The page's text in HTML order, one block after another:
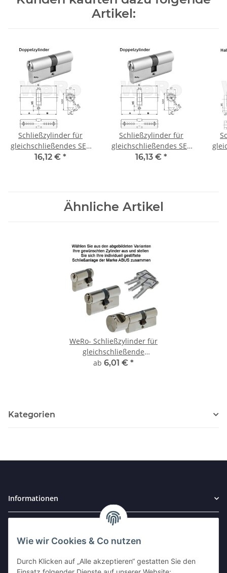
Artikel:
Schließzylinder für
gleichschließendes SET
Doppelzylinder A:30mm
16,12 € *
Schließzylinder für
gleichschließendes SET
Doppelzylinder A:30mm
16,13 € *
Ähnliche Artikel
WeRo- Schließzylinder für
gleichschließende
individuell gestiftete
ab 6,01 € *
Kategorien
Informationen
Widerrufsbutton
Wie wir Cookies & Co nutzen
Durch Klicken auf „Alle akzeptieren“ gestatten Sie den